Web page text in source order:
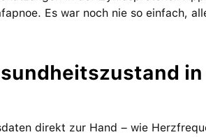
Es war noch nie so einfach,
direkt zur Hand – wie